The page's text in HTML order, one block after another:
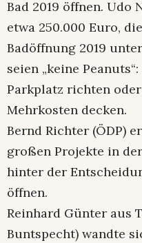
Bad 2019 öffnen. Udo
etwa 250.000 Euro,
Badöffnung 2019
seien „keine
Parkplatz richten
Mehrkosten decken.
Bernd Richter (ÖDP)
großen Projekte in
hinter der
öffnen.
Reinhard Günter aus
Buntspecht) wandte